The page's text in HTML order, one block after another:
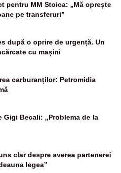
pentru MM Stoica: „Mă oprește
pe transferuri”
după o oprire de urgență. Un
cu mașini
carburanților: Petromidia
Gigi Becali: „Problema de la
clar despre averea partenerei
legea”